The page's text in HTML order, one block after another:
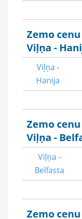
Zemo
Viļņa -
Viļņa -
Hanija
Zemo
Viļņa -
Viļņa -
Belfasta
Zemo